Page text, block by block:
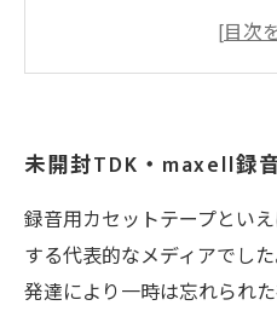
査定時に注目すべき
の価値と活用法
未開封TDK・maxell録
録音用カセットテープとい
する代表的なメディアでし
発達により一時は忘れられ